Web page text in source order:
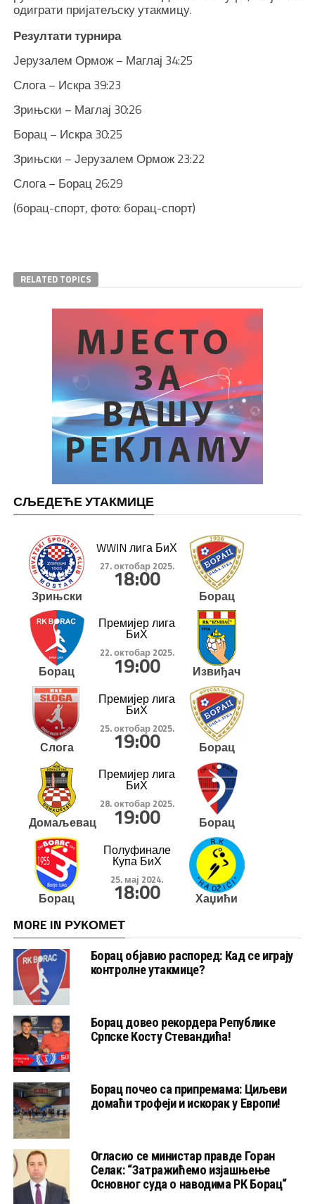
одиграти пријатељску утакмицу.
Резултати турнира
Јерузалем Ормож – Маглај 34:25
Слога – Искра 39:23
Зрињски – Маглај 30:26
Борац – Искра 30:25
Зрињски – Јерузалем Ормож 23:22
Слога – Борац 26:29
(борац-спорт, фото: борац-спорт)
RELATED TOPICS
СЉЕДЕЋЕ УТАКМИЦЕ
Зрињски
WWIN лига БиХ
27. октобар 2025.
18:00
Борац
Борац
Премијер лига
БиХ
22. октобар 2025.
19:00 Извиђач
Слога
Премијер лига
БиХ
25. октобар 2025.
19:00 Борац
Домаљевац
Премијер лига
БиХ
28. октобар 2025.
19:00 Борац
Борац
Полуфинале
Купа БиХ
25. мај 2024.
18:00 Хаџићи
MORE IN РУКОМЕТ
Борац објавио распоред: Кад се играју
контролне утакмице?
Борац довео рекордера Републике
Српске Косту Стевандића!
Борац почео са припремама: Циљеви
домаћи трофеји и искорак у Европи!
Огласио се министар правде Горан
Селак: “Затражићемо изјашњење
Основног суда о наводима РК Борац“